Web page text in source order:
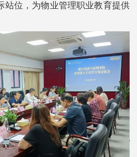
站位，为物业管理职业教育提供